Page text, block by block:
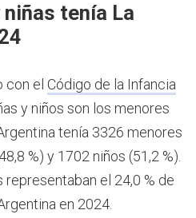
tenía La
con el Código de la Infancia
y niños son los menores
tenía 3326 menores
%) y 1702 niños (51,2 %).
el 24,0 % de
en 2024.